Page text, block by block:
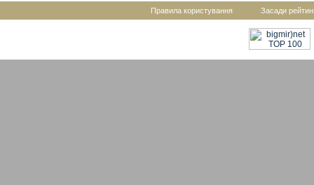
Правила користування Засади